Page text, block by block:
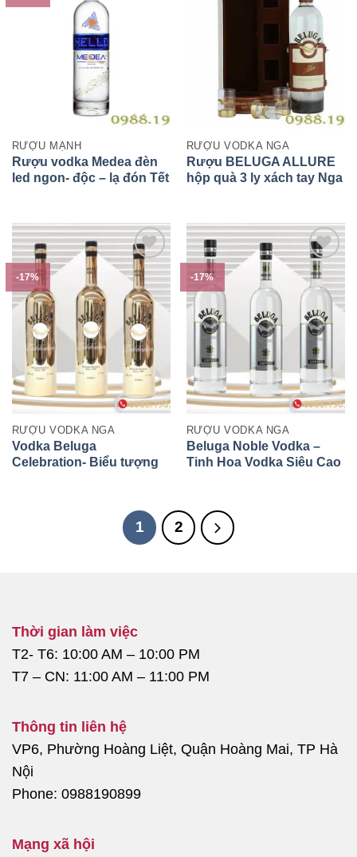
RƯỢU MẠNH
Rượu vodka Medea đèn
led ngon- độc – lạ đón Tết
RƯỢU VODKA NGA
Rượu BELUGA ALLURE
hộp quà 3 ly xách tay Nga
-17%
RƯỢU VODKA NGA
Vodka Beluga
Celebration- Biểu tượng
-17%
RƯỢU VODKA NGA
Beluga Noble Vodka –
Tinh Hoa Vodka Siêu Cao
1 2
Thời gian làm việc
T2- T6: 10:00 AM – 10:00 PM
T7 – CN: 11:00 AM – 11:00 PM
Thông tin liên hệ
VP6, Phường Hoàng Liệt, Quận Hoàng Mai, TP Hà
Nội
Phone: 0988190899
Mạng xã hội